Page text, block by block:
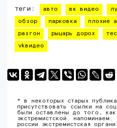
теги: авто вк видео
обзор парковка плохие
разгон рыцарь дорох
vkвидео
* в некоторых старых
присутствовать ссылки на
были оставлены до того, как
экстремистской.
россии экстремистская